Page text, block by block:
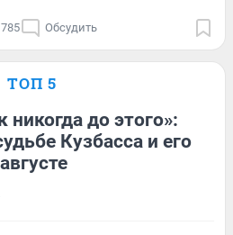
Обсудить
ТОП 5
никогда до этого»:
Кузбасса и его